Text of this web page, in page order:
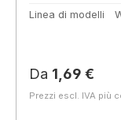
Linea di modelli
Prezzo
Da 1,69 €
Prezzi escl. IVA più